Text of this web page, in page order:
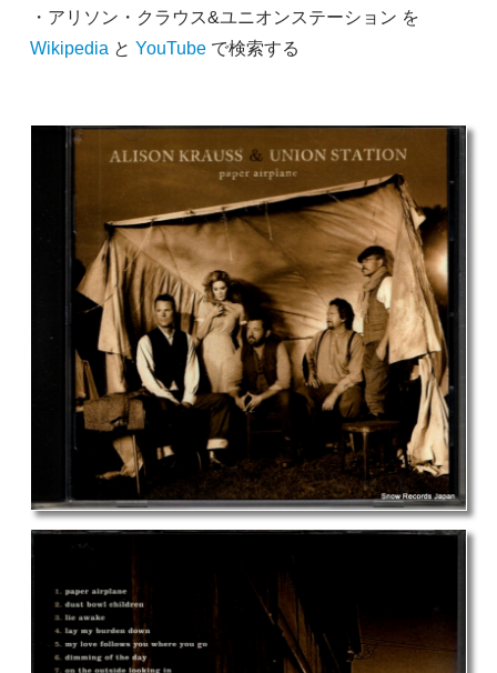
・アリソン・クラウス&ユニオンステーション を
Wikipedia と YouTubeで検索する